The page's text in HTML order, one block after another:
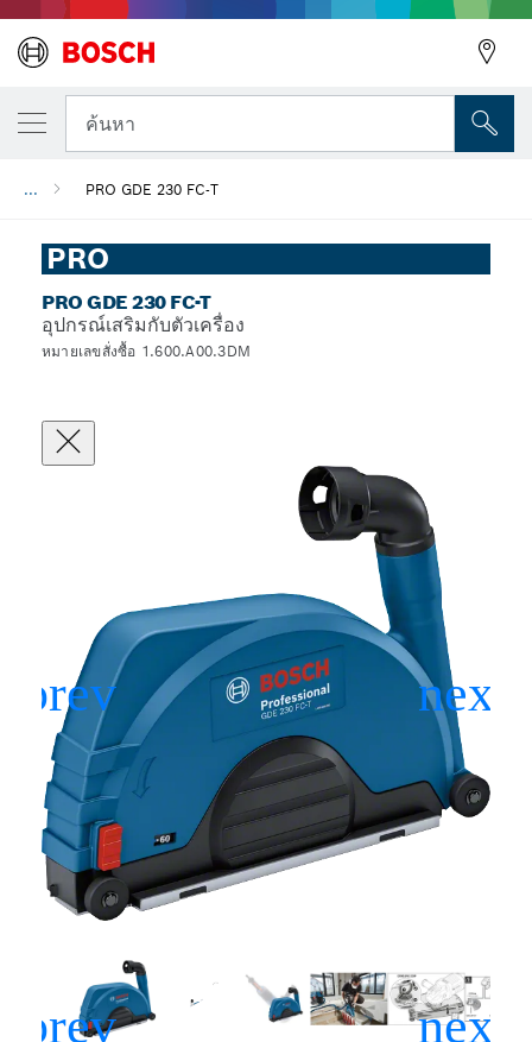
ค้นหา
... PRO GDE 230 FC-T
PRO
PRO GDE 230 FC-T
อุปกรณ์เสริมกับตัวเครื่อง
หมายเลขสั่งซื้อ 1.600.A00.3DM